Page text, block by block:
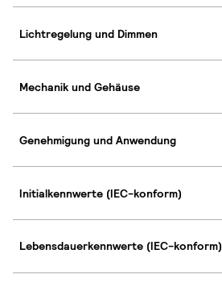
Lichtregelung und Dimmen
Mechanik und Gehäuse
Genehmigung und Anwendung
Initialkennwerte (IEC-konform)
Lebensdauerkennwerte (IEC-konform)